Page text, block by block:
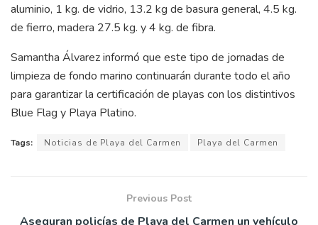
aluminio, 1 kg. de vidrio, 13.2 kg de basura general, 4.5 kg.
de fierro, madera 27.5 kg. y 4 kg. de fibra.
Samantha Álvarez informó que este tipo de jornadas de
limpieza de fondo marino continuarán durante todo el año
para garantizar la certificación de playas con los distintivos
Blue Flag y Playa Platino.
Tags: Noticias de Playa del Carmen Playa del Carmen
Previous Post
Aseguran policías de Playa del Carmen un vehículo